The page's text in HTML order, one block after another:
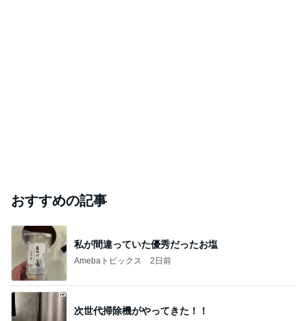
おすすめの記事
私が間違っていた優秀だったお塩
Amebaトピックス 2日前
次世代掃除機がやってきた！！